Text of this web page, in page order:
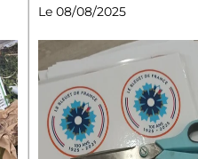
France
Le 08/08/2025